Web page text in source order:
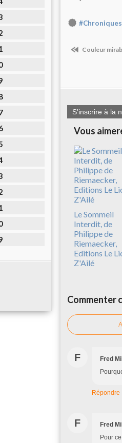
#Chroniques
Couleur
S'inscrire à la
Vous
Le Sommeil
Interdit, de
Philippe de
Riemaecker,
Editions Le
Z'Ailé
Commenter
F Fred
Répondre
F Fred
Pour